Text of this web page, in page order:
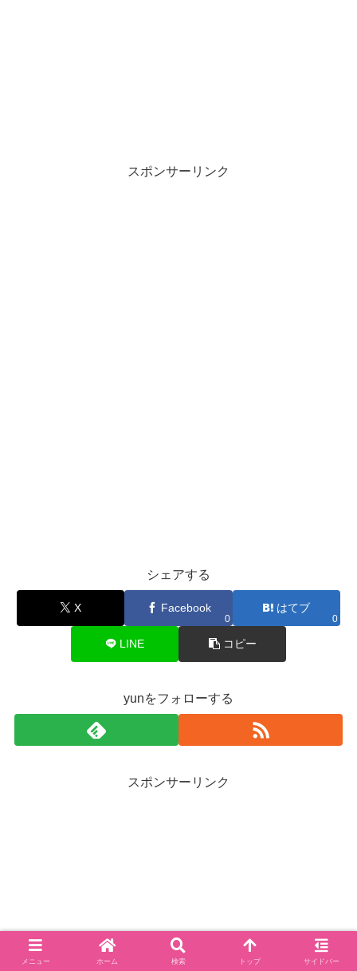
スポンサーリンク
シェアする
X Facebook
0
はてブ
0
LINE コピー
yunをフォローする
スポンサーリンク
メニュー ホーム 検索 トップ サイドバー